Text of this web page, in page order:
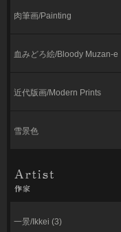
肉筆画/Painting
血みどろ絵/Bloody Muzan-e
近代版画/Modern Prints
雪景色
一景/Ikkei (3)